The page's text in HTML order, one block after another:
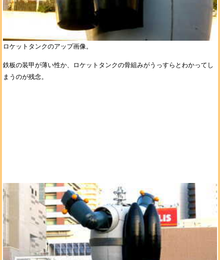
ロケットタンクのアップ画像。
鉄板の装甲が薄い性か、ロケットタンクの骨組みがうっすらとわかってし
まうのが残念。